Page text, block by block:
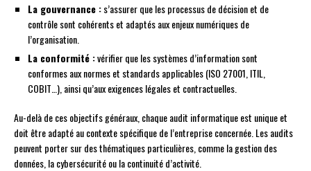
La gouvernance :s’assurer que les processus de décision et de
contrôle sont cohérents et adaptés aux enjeux numériques de
l’organisation.
La conformité :vérifier que les systèmes d’information sont
conformes aux normes et standards applicables (ISO 27001, ITIL,
COBIT…), ainsi qu’aux exigences légales et contractuelles.
Au-delà de ces objectifs généraux, chaque audit informatique est unique et
doit être adapté au contexte spécifique de l’entreprise concernée. Les audits
peuvent porter sur des thématiques particulières, comme la gestion des
données, la cybersécurité ou la continuité d’activité.